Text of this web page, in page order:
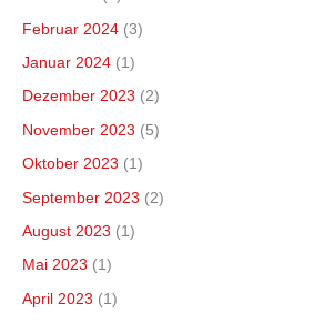
Februar 2024 (3)
Januar 2024 (1)
Dezember 2023 (2)
November 2023 (5)
Oktober 2023 (1)
September 2023 (2)
August 2023 (1)
Mai 2023 (1)
April 2023 (1)